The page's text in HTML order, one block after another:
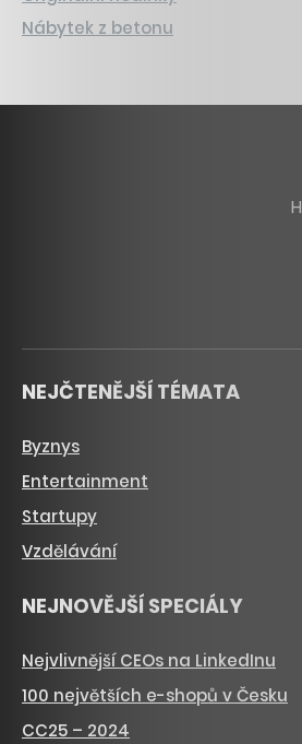
Nábytek z betonu
NEJČTENĚJŠÍ TÉMATA
Byznys
Entertainment
Startupy
Vzdělávání
NEJNOVĚJŠÍ SPECIÁLY
Nejvlivnější CEOs na LinkedInu
100 největších e-shopů v Česku
CC25 – 2024